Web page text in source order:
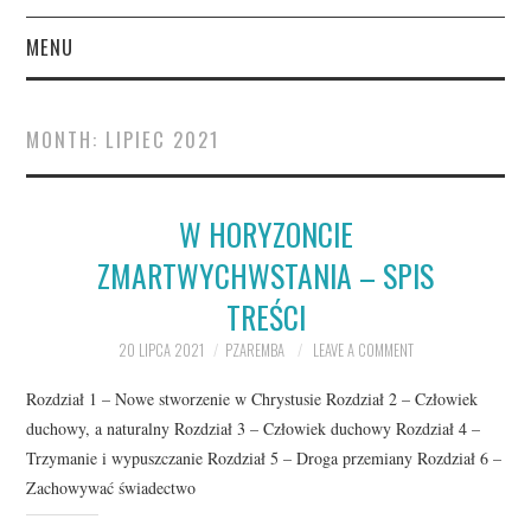
MENU
MONTH: LIPIEC 2021
W HORYZONCIE
ZMARTWYCHWSTANIA – SPIS
TREŚCI
20 LIPCA 2021 PZAREMBA LEAVE A COMMENT
Rozdział 1 – Nowe stworzenie w Chrystusie Rozdział 2 – Człowiek
duchowy, a naturalny Rozdział 3 – Człowiek duchowy Rozdział 4 –
Trzymanie i wypuszczanie Rozdział 5 – Droga przemiany Rozdział 6 –
Zachowywać świadectwo